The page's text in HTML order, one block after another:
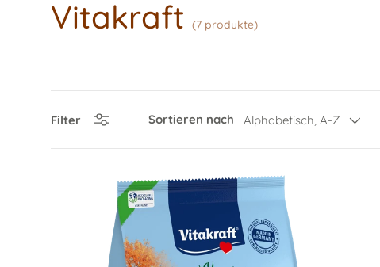
Vitakraft (7 produkte)
Filter Sortieren nach Alphabetisch, A-Z